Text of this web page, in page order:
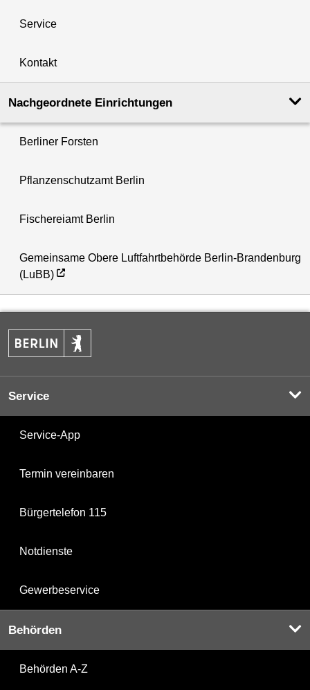
Service
Kontakt
Nachgeordnete Einrichtungen
Berliner Forsten
Pflanzenschutzamt Berlin
Fischereiamt Berlin
Gemeinsame Obere Luftfahrtbehörde Berlin-Brandenburg
(LuBB)
Service
Service-App
Termin vereinbaren
Bürgertelefon 115
Notdienste
Gewerbeservice
Behörden
Behörden A-Z